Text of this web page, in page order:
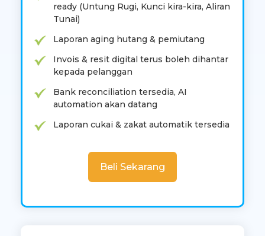
ready (Untung Rugi, Kunci kira-kira, Aliran
Tunai)
Laporan aging hutang & pemiutang
Invois & resit digital terus boleh dihantar
kepada pelanggan
Bank reconciliation tersedia, AI
automation akan datang
Laporan cukai & zakat automatik tersedia
Beli Sekarang